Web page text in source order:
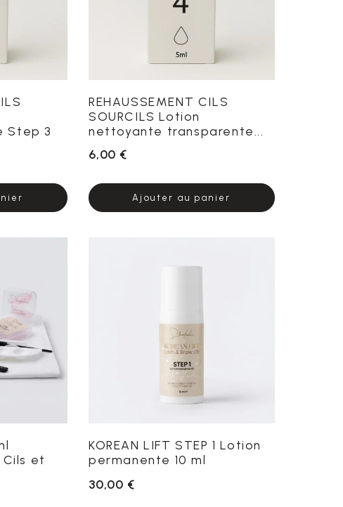
Step 3
REHAUSSEMENT CILS
SOURCILS Lotion
nettoyante transparente...
6,00 €
Ajouter au panier
et
KOREAN LIFT STEP 1 Lotion
permanente 10 ml
30,00 €